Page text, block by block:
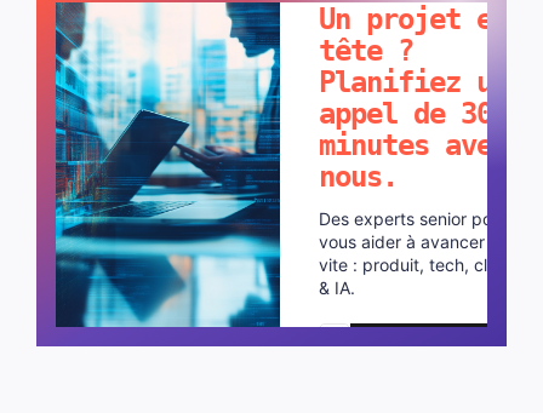
Un projet en
tête ?
Planifiez un
appel de 30
minutes avec
nous.
Des experts senior pour
vous aider à avancer plus
vite : produit, tech, cloud
& IA.
Planifier un appel